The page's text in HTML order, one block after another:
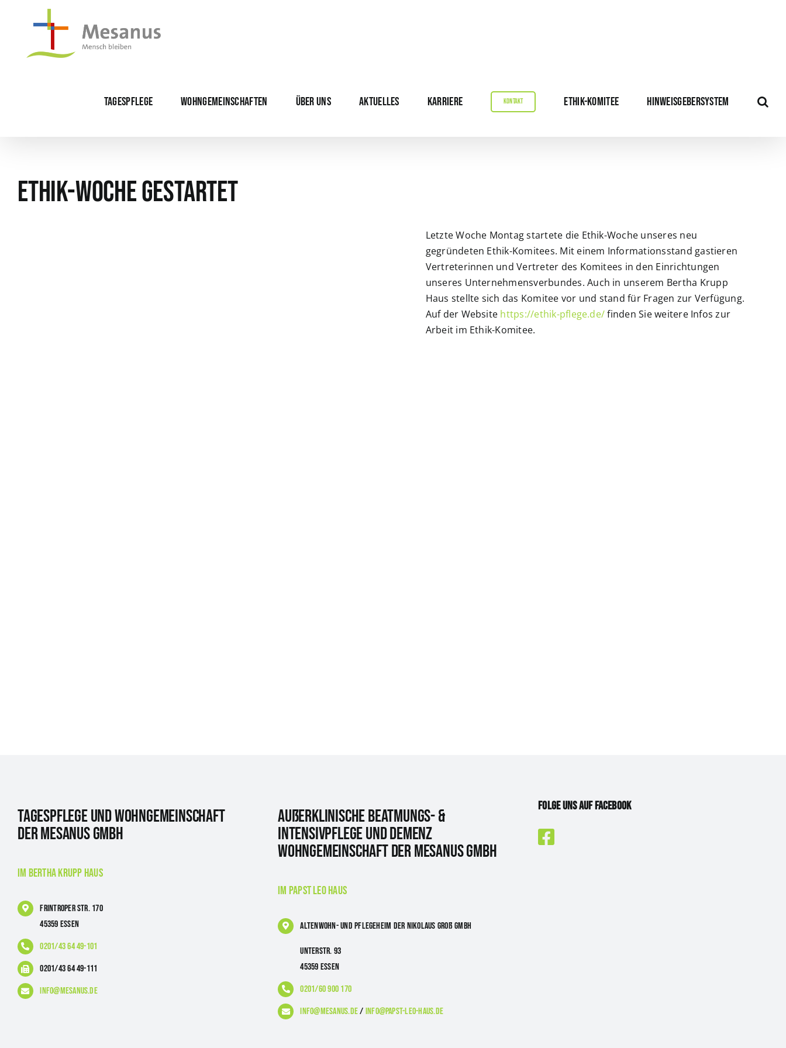
TAGESPFLEGE WOHNGEMEINSCHAFTEN ÜBER UNS AKTUELLES KARRIERE KONTAKT ETHIK-KOMITEE HINWEISGEBERSYSTEM
Ethik-Woche gestartet
Letzte Woche Montag startete die Ethik-Woche unseres neu
gegründeten Ethik-Komitees. Mit einem Informationsstand gastieren
Vertreterinnen und Vertreter des Komitees in den Einrichtungen
unseres Unternehmensverbundes. Auch in unserem Bertha Krupp
Haus stellte sich das Komitee vor und stand für Fragen zur Verfügung.
Auf der Website https://ethik-pflege.de/finden Sie weitere Infos zur
Arbeit im Ethik-Komitee.
Tagespflege und Wohngemeinschaft
der Mesanus GmbH
im Bertha Krupp Haus
Frintroper Str. 170
45359 Essen
0201/43 64 49-101
0201/43 64 49-111
info@mesanus.de
Außerklinische Beatmungs- &
Intensivpflege und Demenz
Wohngemeinschaft der Mesanus GmbH
im Papst Leo Haus
Altenwohn- und Pflegeheim der Nikolaus Groß GmbH
Unterstr. 93
45359 Essen
0201/60 900 170
info@mesanus.de/ info@papst-leo-haus.de
Folge uns auf Facebook